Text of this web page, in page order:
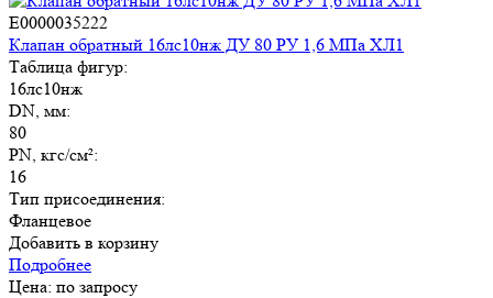
E0000035222
Клапан обратный 16лс10нж ДУ 80 РУ 1,6 МПа ХЛ1
Таблица фигур:
16лс10нж
DN, мм:
80
PN, кгс/см²:
16
Тип присоединения:
Фланцевое
Добавить в корзину
Подробнее
Цена: по запросу